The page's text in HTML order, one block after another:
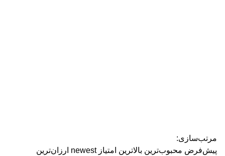
مرتب‌سازی:
پیش‌فرض محبوب‌ترین بالاترین امتیاز newest ارزان‌ترین